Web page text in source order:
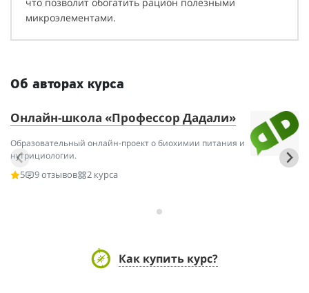
что позволит обогатить рацион полезными
микроэлементами.
Об авторах курса
Онлайн-школа «Профессор Дадали»
Образовательный онлайн-проект о биохимии питания и
нутрициологии.
5
9 отзывов 2 курса
Как купить курс?